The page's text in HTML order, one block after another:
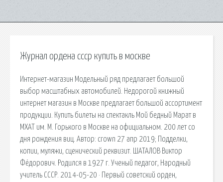
Журнал ордена ссср купить в москве
Интернет-магазин Модельный ряд предлагает большой
выбор масштабных автомобилей. Недорогой книжный
интернет магазин в Москве предлагает большой ассортимент
продукции. Купить билеты на спектакль Мой бедный Марат в
МХАТ им. М. Горького в Москве на официальном. 200 лет со
дня рождения виц. Автор: crown 27 апр 2019; Подделки,
копии, муляжи, сценический реквизит. ШАТАЛОВ Виктор
Фёдорович. Родился в 1927 г. Ученый педагог, Народный
учитель СССР. 2014-05-20 · Первый советский орден,